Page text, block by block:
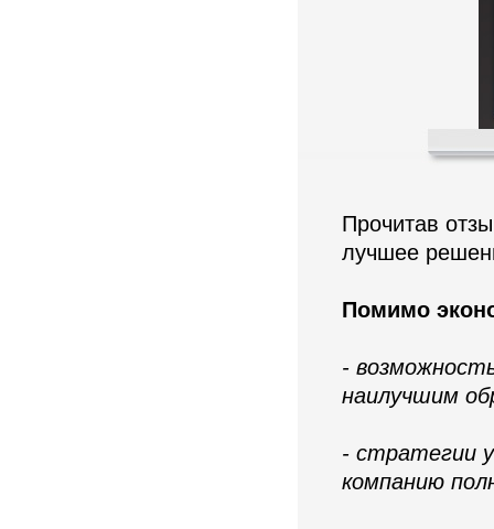
Прочитав
лучшее
Помимо
-
наилучшим
- стратегии
компанию